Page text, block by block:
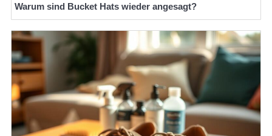
Warum sind Bucket Hats wieder angesagt?